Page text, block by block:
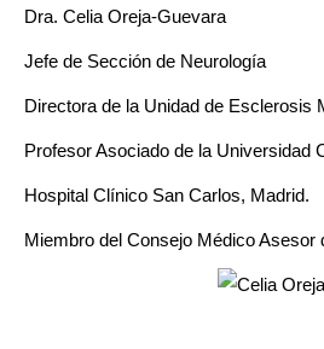
Dra. Celia Oreja-Guevara
Jefe de Sección de Neurología
Directora de la Unidad de Esclerosis
Profesor Asociado de la Universidad
Hospital Clínico San Carlos, Madrid.
Miembro del Consejo Médico